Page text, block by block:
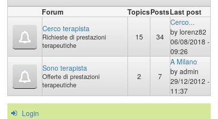
Forum
TopicsPostsLast post
Cerco terapista
Richieste di prestazioni
terapeutiche
15 34
Cerco...
by lorenz82
06/08/2018 -
09:26
Sono terapista
Offerte di prestazioni
terapeutiche
2 7
A Milano
by admin
29/12/2012 -
11:37
Login